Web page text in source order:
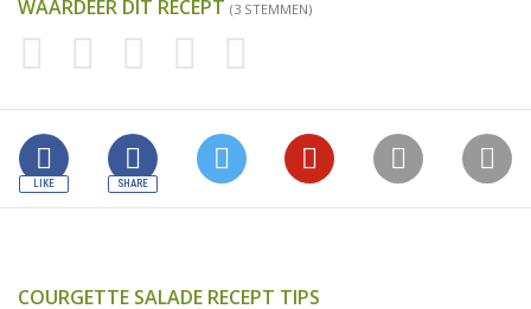
WAARDEER DIT RECEPT (3 STEMMEN)
COURGETTE SALADE RECEPT TIPS